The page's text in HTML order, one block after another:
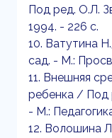
Под ред. О.Л.
1994. - 226 с.
10. Ватутина
сад. - М.:
11. Внешняя
ребенка / Под
- М.:
12. Волошина